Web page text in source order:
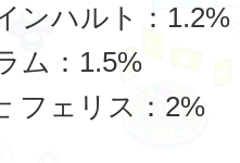
ンハルト：1.2%
ム：1.5%
フェリス：2%